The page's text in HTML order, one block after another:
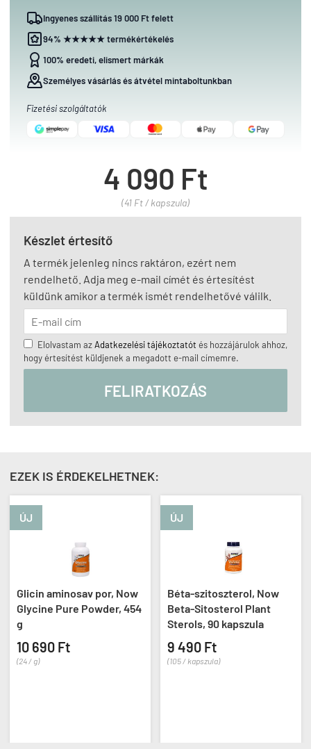
Ingyenes szállítás 19 000 Ft felett
94% ★★★★★ termékértékelés
100% eredeti, elismert márkák
Személyes vásárlás és átvétel mintaboltunkban
Fizetési szolgáltatók
4 090 Ft
(41 Ft / kapszula)
Készlet értesítő
A termék jelenleg nincs raktáron, ezért nem
rendelhető. Adja meg e-mail címét és értesítést
küldünk amikor a termék ismét rendelhetővé válilk.
Elolvastam azAdatkezelési tájékoztatót és hozzájárulok ahhoz,
hogy értesítést küldjenek a megadott e-mail címemre.
FELIRATKOZÁS
EZEK IS ÉRDEKELHETNEK:
ÚJ
Glicin aminosav por, Now
Glycine Pure Powder, 454
g
10 690 Ft
(24 / g)
ÚJ
Béta-szitoszterol, Now
Beta-Sitosterol Plant
Sterols, 90 kapszula
9 490 Ft
(105 / kapszula)